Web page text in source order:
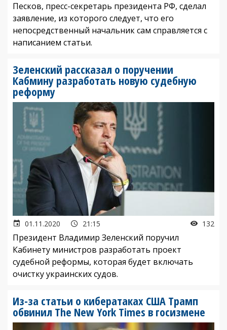
Песков, пресс-секретарь президента РФ, сделал
заявление, из которого следует, что его
непосредственный начальник сам справляется с
написанием статьи.
Зеленский рассказал о поручении
Кабмину разработать новую судебную
реформу
01.11.2020 21:15 132
Президент Владимир Зеленский поручил
Кабинету министров разработать проект
судебной реформы, которая будет включать
очистку украинских судов.
Из-за статьи о кибератаках США Трамп
обвинил The New York Times в госизмене